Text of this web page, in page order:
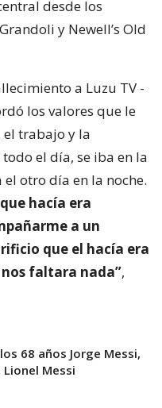
desde los
y Newell’s Old
a Luzu TV -
los valores que le
el trabajo y la
el día, se iba en la
otro día en la noche.
hacía era
a un
que el hacía era
faltara nada”,
68 años Jorge Messi,
Lionel Messi